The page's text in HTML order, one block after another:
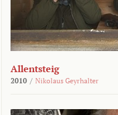
Allentsteig
2010 / Nikolaus Geyrhalter